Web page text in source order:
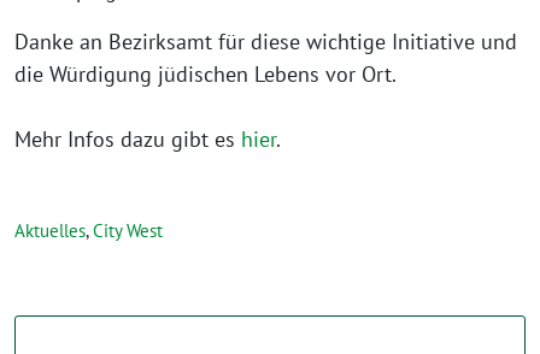
Danke an Bezirksamt für diese wichtige Initiative und
die Würdigung jüdischen Lebens vor Ort.
Mehr Infos dazu gibt es hier.
Aktuelles,City West